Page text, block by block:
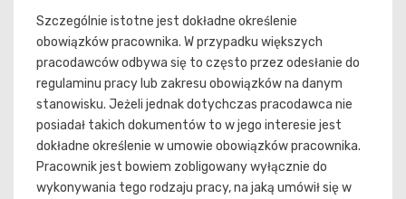
Szczególnie istotne jest dokładne określenie
obowiązków pracownika. W przypadku większych
pracodawców odbywa się to często przez odesłanie do
regulaminu pracy lub zakresu obowiązków na danym
stanowisku. Jeżeli jednak dotychczas pracodawca nie
posiadał takich dokumentów to w jego interesie jest
dokładne określenie w umowie obowiązków pracownika.
Pracownik jest bowiem zobligowany wyłącznie do
wykonywania tego rodzaju pracy, na jaką umówił się w